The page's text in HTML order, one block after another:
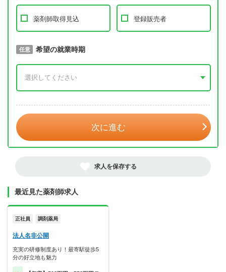
薬剤師取得見込 登録販売者
必須 取得予定年
任意 希望の就業時期
次に進む
求人を保存する
最近見た薬剤師求人
正社員 調剤薬局
法人名非公開
充実の研修制度あり！最寄駅徒歩5
分の好立地も魅力